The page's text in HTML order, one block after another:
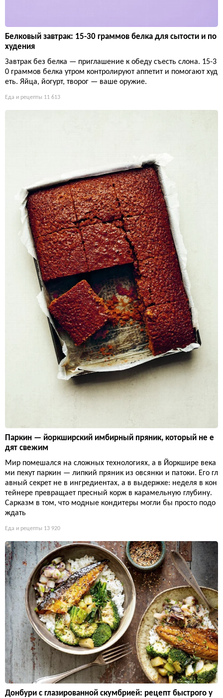
Белковый завтрак: 15-30 граммов белка для сытости и по
худения
Завтрак без белка — приглашение к обеду съесть слона. 15-3
0 граммов белка утром контролируют аппетит и помогают худ
еть. Яйца, йогурт, творог — ваше оружие.
Еда и рецепты 11 613
Паркин — йоркширский имбирный пряник, который не е
дят свежим
Мир помешался на сложных технологиях, а в Йоркшире века
ми пекут паркин — липкий пряник из овсянки и патоки. Его гл
авный секрет не в ингредиентах, а в выдержке: неделя в кон
тейнере превращает пресный корж в карамельную глубину.
Сарказм в том, что модные кондитеры могли бы просто подо
ждать
Еда и рецепты 13 920
Донбури с глазированной скумбрией: рецепт быстрого у